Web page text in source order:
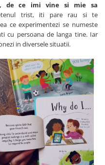
de ce imi vine si mie sa
trist, iti pare rau si te
ce experimentezi se numeste
cu persoana de langa tine. Iar
in diversele situatii.